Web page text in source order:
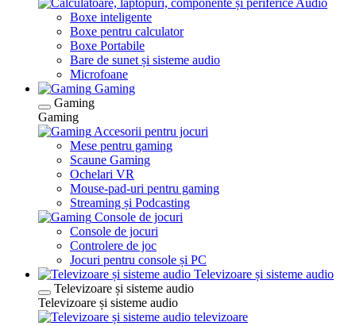
Audio
Boxe inteligente
Boxe pentru calculator
Boxe Portabile
Bare de sunet și sisteme audio
Microfoane
Gaming
Gaming
Gaming
Accesorii pentru jocuri
Mese pentru gaming
Scaune Gaming
Ochelari VR
Mouse-pad-uri pentru gaming
Streaming și Podcasting
Console de jocuri
Console de jocuri
Controlere de joc
Jocuri pentru console și PC
Televizoare și sisteme audio
Televizoare și sisteme audio
Televizoare și sisteme audio
televizoare